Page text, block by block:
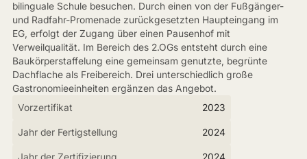
bilinguale Schule besuchen. Durch einen von der Fußgänger-
und Radfahr-Promenade zurückgesetzten Haupteingang im
EG, erfolgt der Zugang über einen Pausenhof mit
Verweilqualität. Im Bereich des 2.OGs entsteht durch eine
Baukörperstaffelung eine gemeinsam genutzte, begrünte
Dachflache als Freibereich. Drei unterschiedlich große
Gastronomieeinheiten ergänzen das Angebot.
Vorzertifikat
2023
Jahr der Fertigstellung 2024